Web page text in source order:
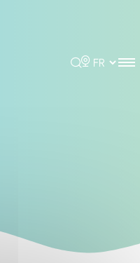
Rechercher
Choisir la